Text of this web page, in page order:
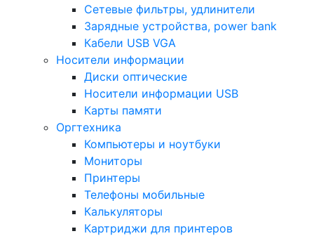
Сетевые фильтры, удлинители
Зарядные устройства, power bank
Кабели USB VGA
Носители информации
Диски оптические
Носители информации USB
Карты памяти
Оргтехника
Компьютеры и ноутбуки
Мониторы
Принтеры
Телефоны мобильные
Калькуляторы
Картриджи для принтеров